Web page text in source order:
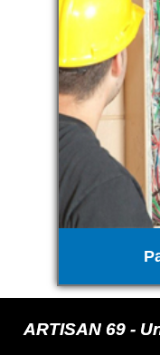
ARTISAN 69 -